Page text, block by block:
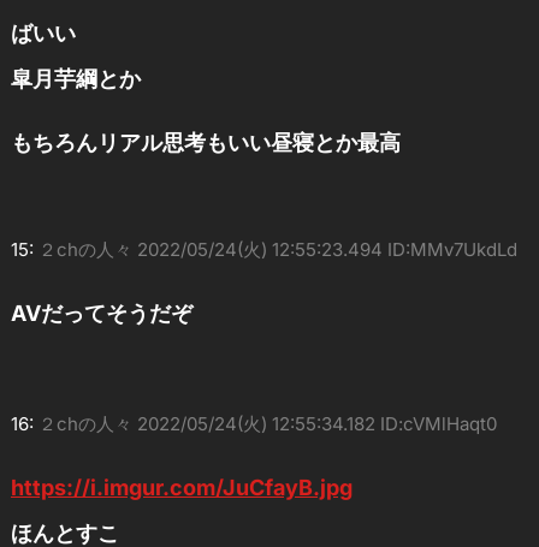
ばいい
皐月芋綱とか
もちろんリアル思考もいい昼寝とか最高
15: ２chの人々 2022/05/24(火) 12:55:23.494 ID:MMv7UkdLd
AVだってそうだぞ
16: ２chの人々 2022/05/24(火) 12:55:34.182 ID:cVMlHaqt0
https://i.imgur.com/JuCfayB.jpg
ほんとすこ